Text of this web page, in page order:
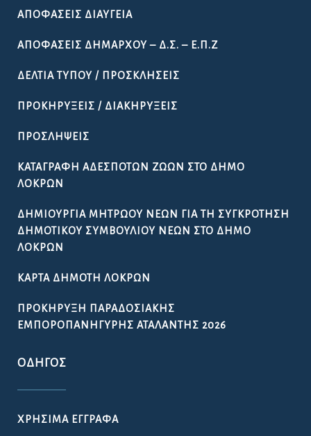
ΑΠΟΦΆΣΕΙΣ ΔΙΑΎΓΕΙΑ
ΑΠΟΦΆΣΕΙΣ ΔΗΜΆΡΧΟΥ – Δ.Σ. – Ε.Π.Ζ
ΔΕΛΤΊΑ ΤΎΠΟΥ / ΠΡΟΣΚΛΉΣΕΙΣ
ΠΡΟΚΗΡΎΞΕΙΣ / ΔΙΑΚΗΡΎΞΕΙΣ
ΠΡΟΣΛΉΨΕΙΣ
ΚΑΤΑΓΡΑΦΉ ΑΔΈΣΠΟΤΩΝ ΖΏΩΝ ΣΤΟ ΔΉΜΟ
ΛΟΚΡΏΝ
ΔΗΜΙΟΥΡΓΊΑ ΜΗΤΡΏΟΥ ΝΈΩΝ ΓΙΑ ΤΗ ΣΥΓΚΡΌΤΗΣΗ
ΔΗΜΟΤΙΚΟΎ ΣΥΜΒΟΥΛΊΟΥ ΝΈΩΝ ΣΤΟ ΔΉΜΟ
ΛΟΚΡΏΝ
ΚΆΡΤΑ ΔΗΜΌΤΗ ΛΟΚΡΏΝ
ΠΡΟΚΉΡΥΞΗ ΠΑΡΑΔΟΣΙΑΚΉΣ
ΕΜΠΟΡΟΠΑΝΉΓΥΡΗΣ ΑΤΑΛΆΝΤΗΣ 2026
ΟΔΗΓΌΣ
ΧΡΉΣΙΜΑ ΈΓΓΡΑΦΑ